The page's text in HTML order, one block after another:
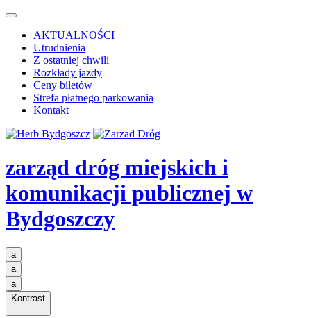
AKTUALNOŚCI
Utrudnienia
Z ostatniej chwili
Rozkłady jazdy
Ceny biletów
Strefa płatnego parkowania
Kontakt
zarząd dróg miejskich i
komunikacji publicznej w
Bydgoszczy
a
a
a
Kontrast